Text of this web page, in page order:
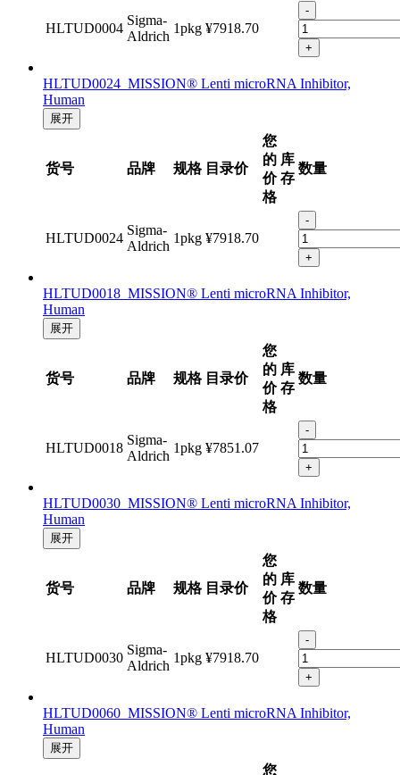
HLTUD0004
Sigma-
Aldrich
1pkg ¥7918.70
-
+
HLTUD0024 MISSION® Lenti microRNA Inhibitor,
Human
展开
货号 品牌 规格 目录价
您
的
价
格
库
存
数量
HLTUD0024
Sigma-
Aldrich
1pkg ¥7918.70
-
+
HLTUD0018 MISSION® Lenti microRNA Inhibitor,
Human
展开
货号 品牌 规格 目录价
您
的
价
格
库
存
数量
HLTUD0018
Sigma-
Aldrich
1pkg ¥7851.07
-
+
HLTUD0030 MISSION® Lenti microRNA Inhibitor,
Human
展开
货号 品牌 规格 目录价
您
的
价
格
库
存
数量
HLTUD0030
Sigma-
Aldrich
1pkg ¥7918.70
-
+
HLTUD0060 MISSION® Lenti microRNA Inhibitor,
Human
展开
您